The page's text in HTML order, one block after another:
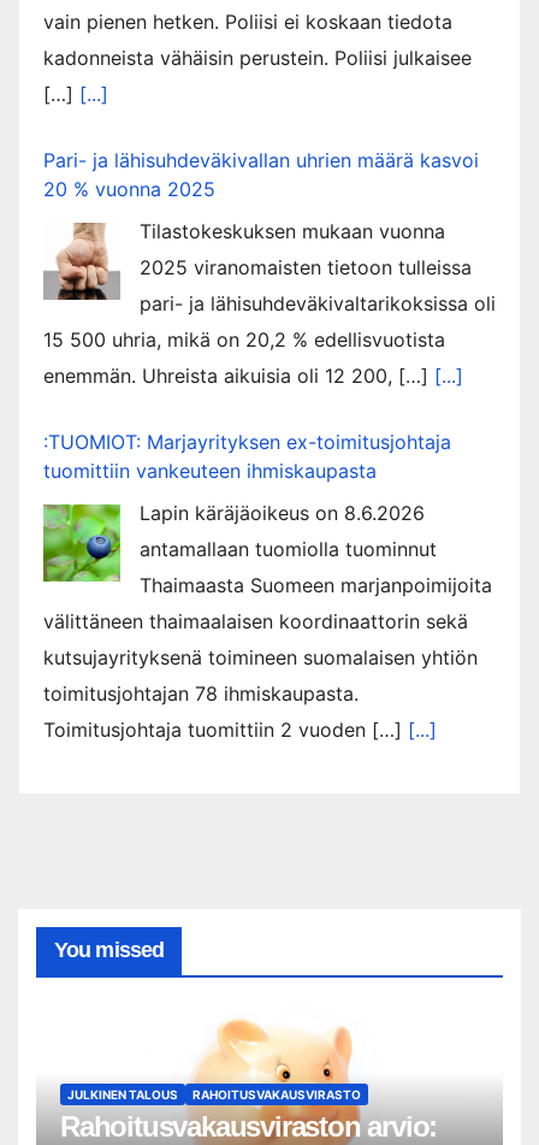
vain pienen hetken. Poliisi ei koskaan tiedota
kadonneista vähäisin perustein. Poliisi julkaisee
[…] [...]
Pari- ja lähisuhdeväkivallan uhrien määrä kasvoi
20 % vuonna 2025
Tilastokeskuksen mukaan vuonna
2025 viranomaisten tietoon tulleissa
pari- ja lähisuhdeväkivaltarikoksissa oli
15 500 uhria, mikä on 20,2 % edellisvuotista
enemmän. Uhreista aikuisia oli 12 200, […] [...]
:TUOMIOT: Marjayrityksen ex-toimitusjohtaja
tuomittiin vankeuteen ihmiskaupasta
Lapin käräjäoikeus on 8.6.2026
antamallaan tuomiolla tuominnut
Thaimaasta Suomeen marjanpoimijoita
välittäneen thaimaalaisen koordinaattorin sekä
kutsujayrityksenä toimineen suomalaisen yhtiön
toimitusjohtajan 78 ihmiskaupasta.
Toimitusjohtaja tuomittiin 2 vuoden […] [...]
You missed
JULKINEN TALOUS RAHOITUSVAKAUSVIRASTO
Rahoitusvakausviraston arvio: